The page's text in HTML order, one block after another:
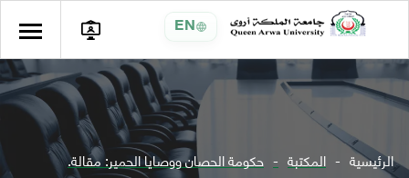
EN
الرئيسية المكتبة حكومة الحصان ووصايا الحمير: مقالة.